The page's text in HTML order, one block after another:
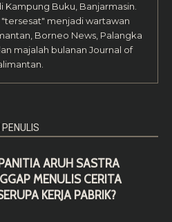
Kampung Buku, Banjarmasin.
menjadi wartawan
Borneo News, Palangka
majalah bulanan Journal of
PENULIS
ARUH SASTRA
MENULIS CERITA
KERJA PABRIK?